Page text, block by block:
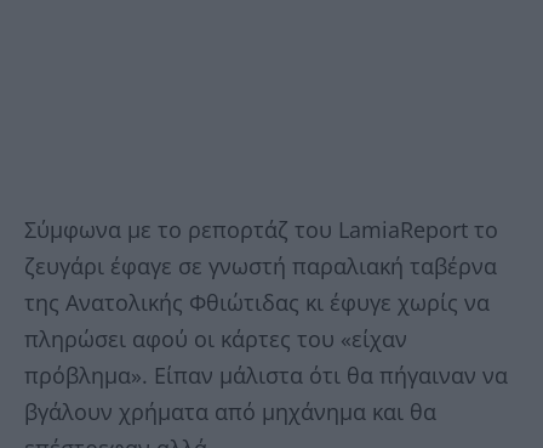
Σύμφωνα με το ρεπορτάζ του LamiaReport το
ζευγάρι έφαγε σε γνωστή παραλιακή ταβέρνα
της Ανατολικής Φθιώτιδας κι έφυγε χωρίς να
πληρώσει αφού οι κάρτες του «είχαν
πρόβλημα». Είπαν μάλιστα ότι θα πήγαιναν να
βγάλουν χρήματα από μηχάνημα και θα